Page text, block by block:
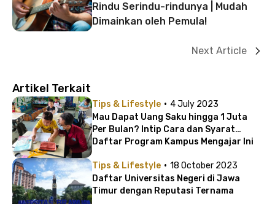
Rindu Serindu-rindunya | Mudah
Dimainkan oleh Pemula!
Next Article
Artikel Terkait
Tips & Lifestyle · 4 July 2023
Mau Dapat Uang Saku hingga 1 Juta
Per Bulan? Intip Cara dan Syarat
Daftar Program Kampus Mengajar Ini
Tips & Lifestyle · 18 October 2023
Daftar Universitas Negeri di Jawa
Timur dengan Reputasi Ternama